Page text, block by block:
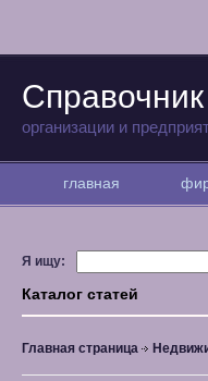
организации и
главная
Я ищу:
Каталог статей
Главная страница